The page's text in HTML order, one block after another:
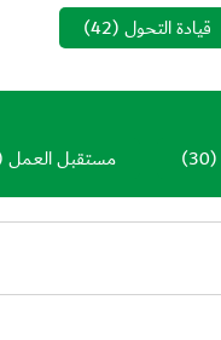
قيادة التحول(42)
(30) مستقبل العمل